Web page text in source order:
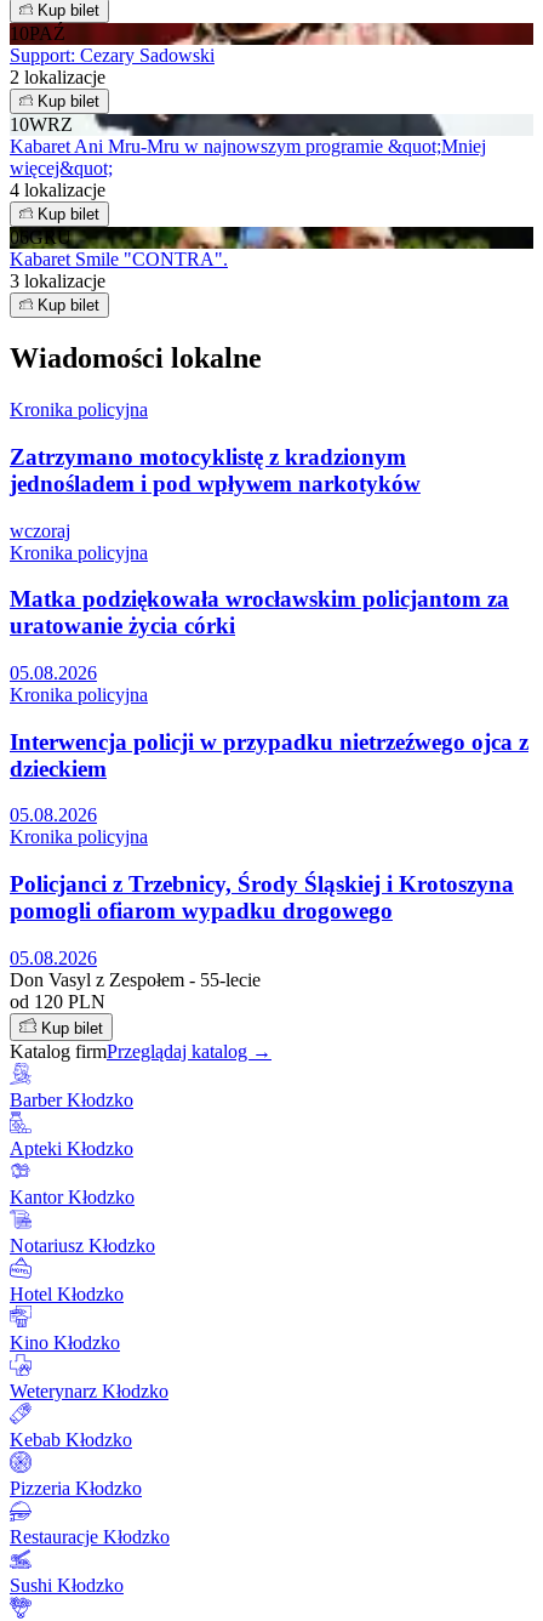
Kup bilet
10PAŹ
Support: Cezary Sadowski
2 lokalizacje
Kup bilet
10WRZ
Kabaret Ani Mru-Mru w najnowszym programie &quot;Mniej
więcej&quot;
4 lokalizacje
Kup bilet
06GRU
Kabaret Smile "CONTRA".
3 lokalizacje
Kup bilet
Wiadomości lokalne
Kronika policyjna
Zatrzymano motocyklistę z kradzionym
jednośladem i pod wpływem narkotyków
wczoraj
Kronika policyjna
Matka podziękowała wrocławskim policjantom za
uratowanie życia córki
05.08.2026
Kronika policyjna
Interwencja policji w przypadku nietrzeźwego ojca z
dzieckiem
05.08.2026
Kronika policyjna
Policjanci z Trzebnicy, Środy Śląskiej i Krotoszyna
pomogli ofiarom wypadku drogowego
05.08.2026
Don Vasyl z Zespołem - 55-lecie
od 120 PLN
Kup bilet
Katalog firmPrzeglądaj katalog →
Barber Kłodzko
Apteki Kłodzko
Kantor Kłodzko
Notariusz Kłodzko
Hotel Kłodzko
Kino Kłodzko
Weterynarz Kłodzko
Kebab Kłodzko
Pizzeria Kłodzko
Restauracje Kłodzko
Sushi Kłodzko